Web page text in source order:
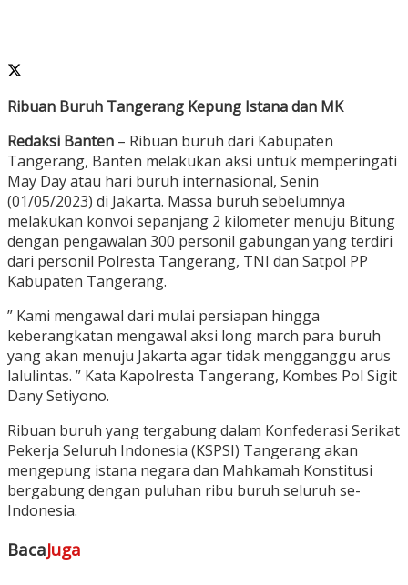
Ribuan Buruh Tangerang Kepung Istana dan MK
Redaksi Banten – Ribuan buruh dari Kabupaten
Tangerang, Banten melakukan aksi untuk memperingati
May Day atau hari buruh internasional, Senin
(01/05/2023) di Jakarta. Massa buruh sebelumnya
melakukan konvoi sepanjang 2 kilometer menuju Bitung
dengan pengawalan 300 personil gabungan yang terdiri
dari personil Polresta Tangerang, TNI dan Satpol PP
Kabupaten Tangerang.
” Kami mengawal dari mulai persiapan hingga
keberangkatan mengawal aksi long march para buruh
yang akan menuju Jakarta agar tidak mengganggu arus
lalulintas. ” Kata Kapolresta Tangerang, Kombes Pol Sigit
Dany Setiyono.
Ribuan buruh yang tergabung dalam Konfederasi Serikat
Pekerja Seluruh Indonesia (KSPSI) Tangerang akan
mengepung istana negara dan Mahkamah Konstitusi
bergabung dengan puluhan ribu buruh seluruh se-
Indonesia.
BacaJuga